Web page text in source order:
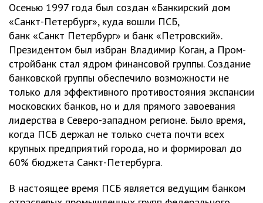
Осенью 1997 года был создан «Банкирский дом
«Санкт-Петербург», куда вошли ПСБ,
банк «Санкт Петербург» и банк «Петровский».
Президентом был избран Владимир Коган, а Пром-
стройбанк стал ядром финансовой группы. Создание
банковской группы обеспечило возможности не
только для эффективного противостояния экспансии
московских банков, но и для прямого завоевания
лидерства в Северо-западном регионе. Было время,
когда ПСБ держал не только счета почти всех
крупных предприятий города, но и формировал до
60% бюджета Санкт-Петербурга.
В настоящее время ПСБ является ведущим банком